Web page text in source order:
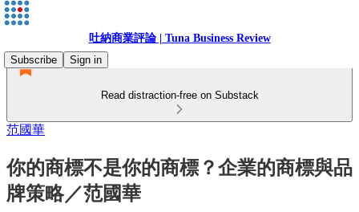
吐納商業評論 | Tuna Business Review
Subscribe
Sign in
Read distraction-free on Substack
范國華
你的商標不是你的商標？企業的商標與品
牌策略／范國華